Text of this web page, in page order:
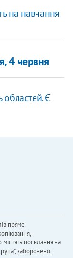
на навчання
4 червня
областей. Є
пряме
містять посилання на
заборонено.